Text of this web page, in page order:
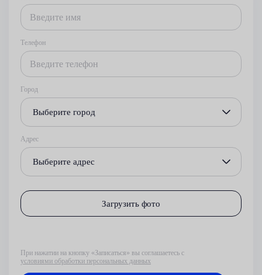
Телефон
Город
Выберите город
Адрес
Выберите адрес
Загрузить фото
При нажатии на кнопку «Записаться» вы соглашаетесь с
условиями обработки персональных данных